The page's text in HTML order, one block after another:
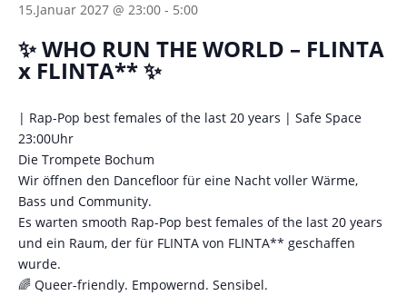
15.Januar 2027 @ 23:00 - 5:00
✨ WHO RUN THE WORLD – FLINTA
x FLINTA** ✨
| Rap-Pop best females of the last 20 years | Safe Space
23:00Uhr
Die Trompete Bochum
Wir öffnen den Dancefloor für eine Nacht voller Wärme,
Bass und Community.
Es warten smooth Rap-Pop best females of the last 20 years
und ein Raum, der für FLINTA von FLINTA** geschaffen
wurde.
🌈 Queer-friendly. Empowernd. Sensibel.